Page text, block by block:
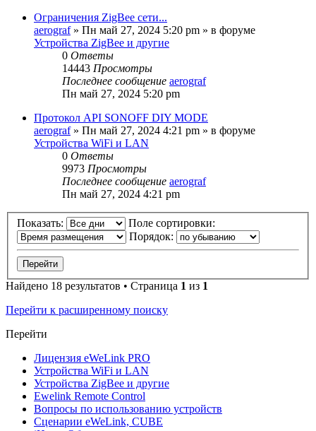
Ограничения ZigBee сети...
aerograf» Пн май 27, 2024 5:20 pm » в форуме
Устройства ZigBee и другие
0 Ответы
14443 Просмотры
Последнее сообщение aerograf
Пн май 27, 2024 5:20 pm
Протокол API SONOFF DIY MODE
aerograf» Пн май 27, 2024 4:21 pm » в форуме
Устройства WiFi и LAN
0 Ответы
9973 Просмотры
Последнее сообщение aerograf
Пн май 27, 2024 4:21 pm
Показать:
Поле сортировки:
Порядок:
Найдено 18 результатов • Страница 1 из 1
Перейти к расширенному поиску
Перейти
Лицензия eWeLink PRO
Устройства WiFi и LAN
Устройства ZigBee и другие
Ewelink Remote Control
Вопросы по использованию устройств
Сценарии eWeLink, CUBE